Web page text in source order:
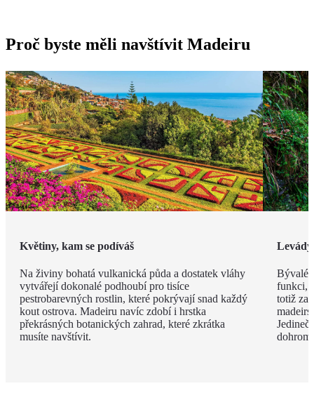
Proč byste měli navštívit Madeiru
Květiny, kam se podíváš
Na živiny bohatá vulkanická půda a dostatek vláhy
vytvářejí dokonalé podhoubí pro tisíce
pestrobarevných rostlin, které pokrývají snad každý
kout ostrova. Madeiru navíc zdobí i hrstka
překrásných botanických zahrad, které zkrátka
musíte navštívit.
Levády
Bývalé
funkci,
totiž